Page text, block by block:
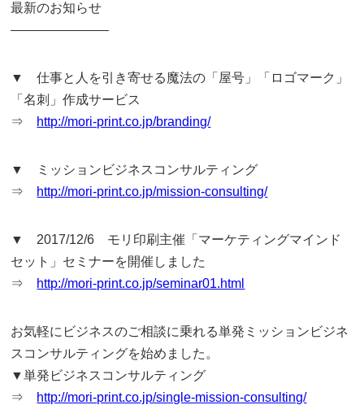
最新のお知らせ
———————–
▼ 仕事と人を引き寄せる魔法の「屋号」「ロゴマーク」
「名刺」作成サービス
⇒ http://mori-print.co.jp/branding/
▼ ミッションビジネスコンサルティング
⇒ http://mori-print.co.jp/mission-consulting/
▼ 2017/12/6 モリ印刷主催「マーケティングマインド
セット」セミナーを開催しました
⇒ http://mori-print.co.jp/seminar01.html
お気軽にビジネスのご相談に乗れる単発ミッションビジネ
スコンサルティングを始めました。
▼単発ビジネスコンサルティング
⇒ http://mori-print.co.jp/single-mission-consulting/